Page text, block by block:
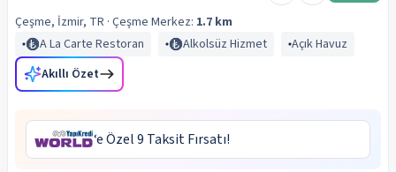
Çeşme, İzmir, TR · Çeşme Merkez: 1.7 km
A La Carte Restoran
Alkolsüz Hizmet
Açık Havuz
Akıllı Özet
‘e Özel 9 Taksit Fırsatı!